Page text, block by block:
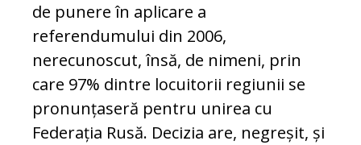
de punere în aplicare a
referendumului din 2006,
nerecunoscut, însă, de nimeni, prin
care 97% dintre locuitorii regiunii se
pro­nun­țaseră pentru unirea cu
Federația Ru­să. Decizia are, negreșit, și